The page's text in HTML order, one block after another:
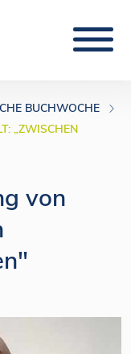
BUCHWOCHE
„ZWISCHEN
von